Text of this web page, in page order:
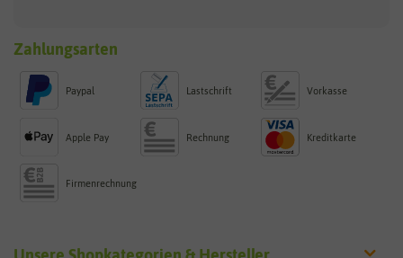
Zahlungsarten
Paypal Lastschrift Vorkasse
Apple Pay Rechnung Kreditkarte
Firmenrechnung